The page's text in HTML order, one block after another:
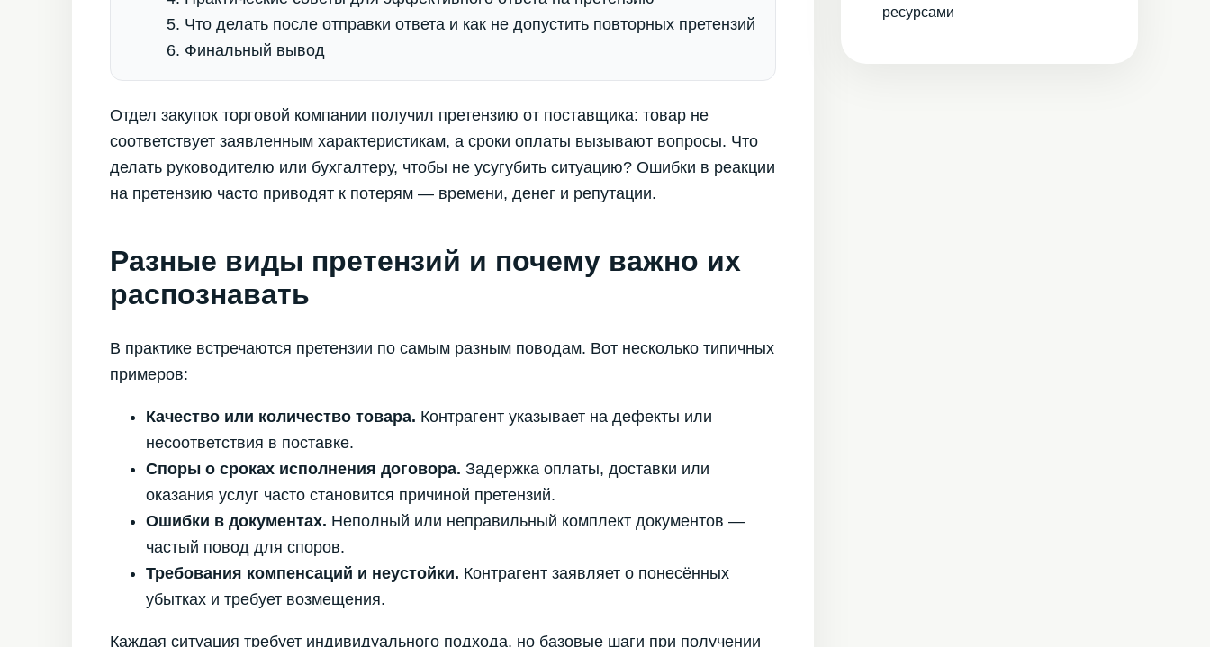
Что делать после отправки ответа и как не допустить повторных претензий
Финальный вывод
Отдел закупок торговой компании получил претензию от поставщика: товар не
соответствует заявленным характеристикам, а сроки оплаты вызывают вопросы. Что
делать руководителю или бухгалтеру, чтобы не усугубить ситуацию? Ошибки в реакции
на претензию часто приводят к потерям — времени, денег и репутации.
Разные виды претензий и почему важно их
распознавать
В практике встречаются претензии по самым разным поводам. Вот несколько типичных
примеров:
Качество или количество товара. Контрагент указывает на дефекты или
несоответствия в поставке.
Споры о сроках исполнения договора. Задержка оплаты, доставки или
оказания услуг часто становится причиной претензий.
Ошибки в документах. Неполный или неправильный комплект документов —
частый повод для споров.
Требования компенсаций и неустойки. Контрагент заявляет о понесённых
убытках и требует возмещения.
Каждая ситуация требует индивидуального подхода, но базовые шаги при получении
ресурсами